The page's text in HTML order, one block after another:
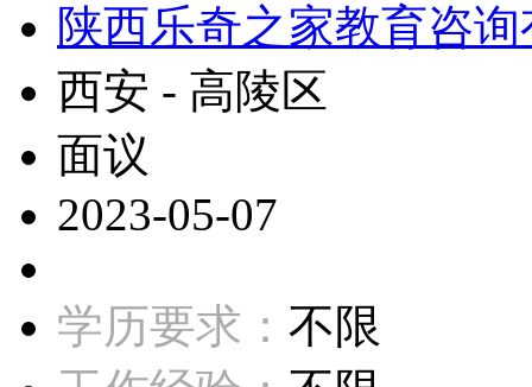
陕西乐奇之家教育咨
西安 - 高陵区
面议
2023-05-07
学历要求： 不限